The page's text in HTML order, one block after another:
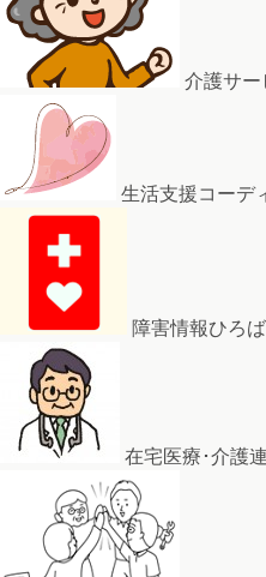
介護サ
生活支援コーデ
障害情報ひろば
在宅医療･介護